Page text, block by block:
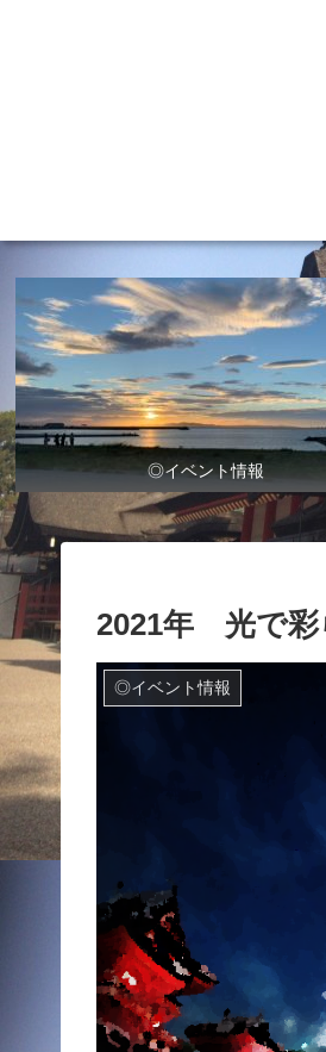
◎イベント情報
2021年 光で彩
◎イベント情報